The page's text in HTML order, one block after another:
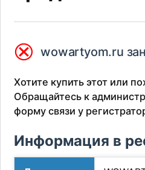
⮿ wowartyom.ru
Хотите купить этот или
Обращайтесь к
форму связи у
Информация в